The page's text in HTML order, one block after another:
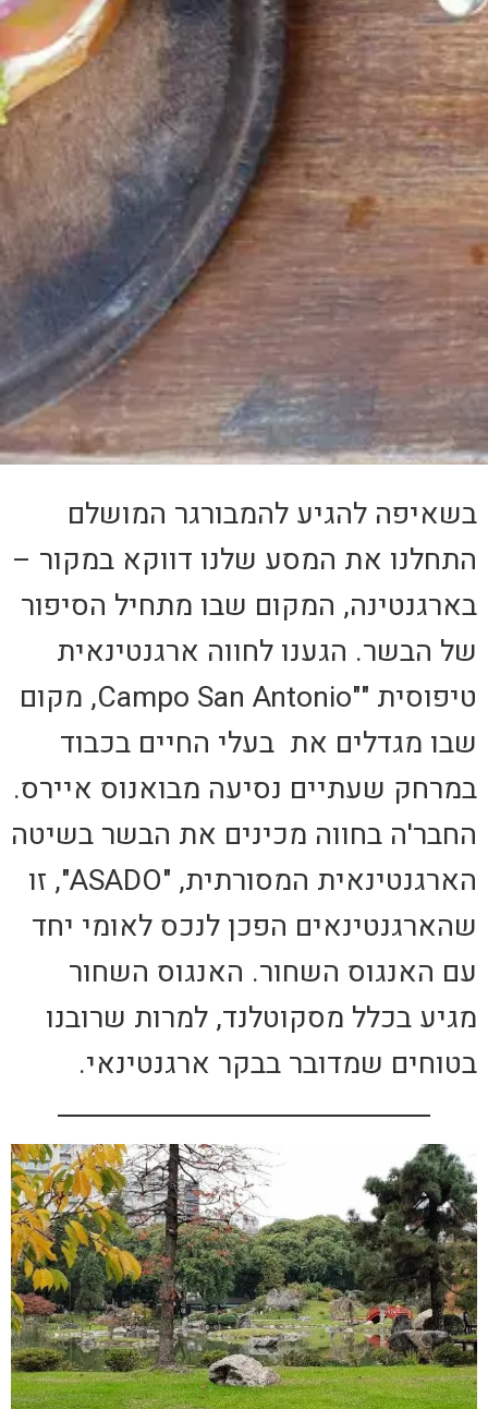
בשאיפה להגיע להמבורגר המושלם
התחלנו את המסע שלנו דווקא במקור –
בארגנטינה, המקום שבו מתחיל הסיפור
של הבשר. הגענו לחווה ארגנטינאית
טיפוסית ""Campo San Antonio
, מקום
שבו מגדלים את בעלי החיים בכבוד
במרחק שעתיים נסיעה מבואנוס איירס.
החבר'ה בחווה מכינים את הבשר בשיטה
הארגנטינאית המסורתית, "ASADO"
, זו
שהארגנטינאים הפכן לנכס לאומי יחד
עם האנגוס השחור. האנגוס השחור
מגיע בכלל מסקוטלנד, למרות שרובנו
בטוחים שמדובר בבקר ארגנטינאי.